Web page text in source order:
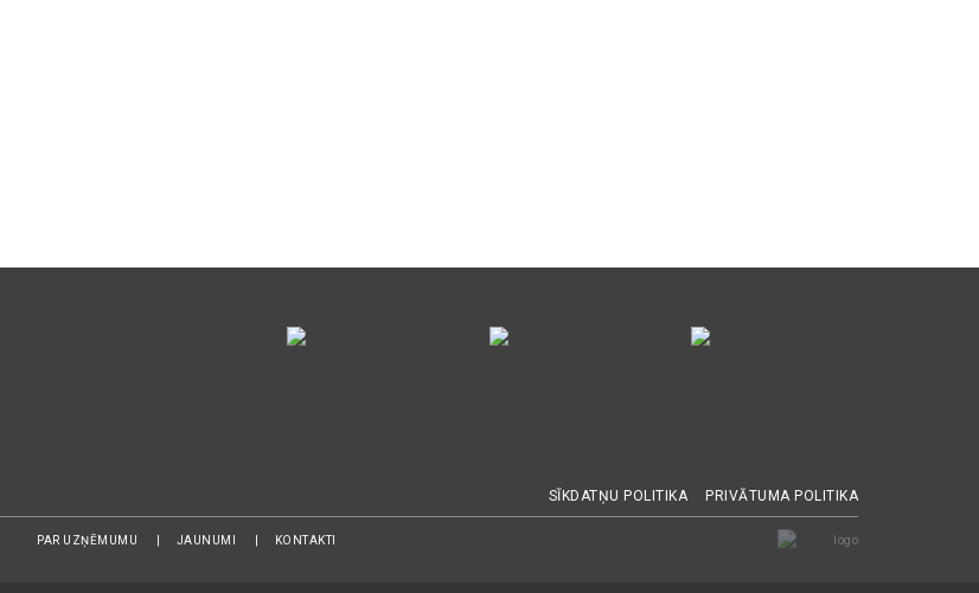
SĪKDATŅU POLITIKA
PRIVĀTUMA POLITIKA
PAR UZŅĒMUMU JAUNUMI KONTAKTI